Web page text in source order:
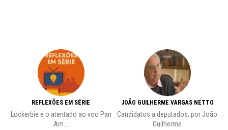
REFLEXÕES EM SÉRIE
Lockerbie e o atentado ao voo Pan
Am...
JOÃO GUILHERME VARGAS NETTO
Candidatos a deputados; por João
Guilherme